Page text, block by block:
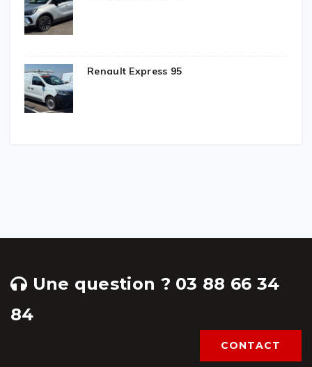
Renault Express 95
Une question ? 03 88 66 34
84
CONTACT